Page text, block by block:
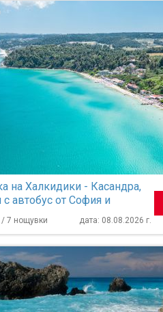
на Халкидики - Касандра,
с автобус от София и
- 7 нощувки
/ 7 нощувки дата: 08.08.2026 г.